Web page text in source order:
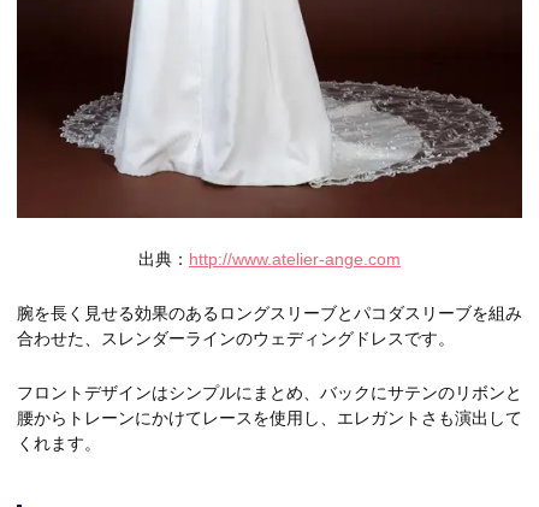
出典： http://www.atelier-ange.com
腕を長く見せる効果のあるロングスリーブとパコダスリーブを組み
合わせた、スレンダーラインのウェディングドレスです。
フロントデザインはシンプルにまとめ、バックにサテンのリボンと
腰からトレーンにかけてレースを使用し、エレガントさも演出して
くれます。